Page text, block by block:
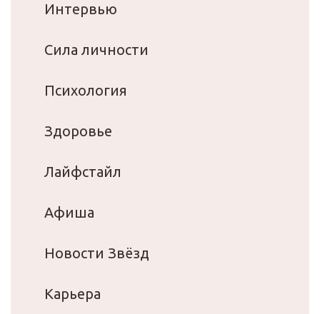
Интервью
Сила личности
Психология
Здоровье
Лайфстайл
Афиша
Новости Звёзд
Карьера